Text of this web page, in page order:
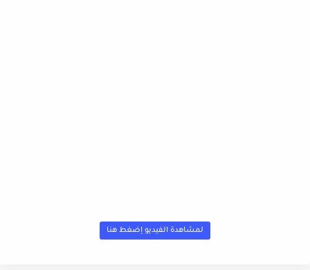
لمشاهدة الفيديو إضغط هنا